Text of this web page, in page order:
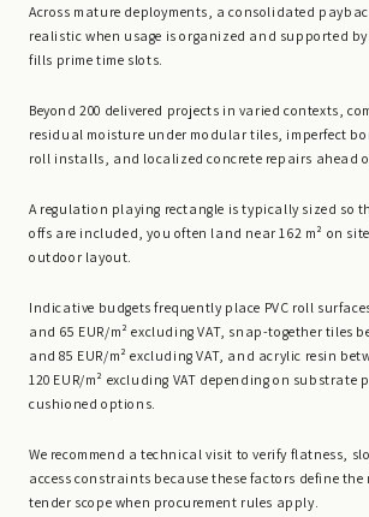
Across mature deployments, a consolidated
realistic when usage is organized and supported
fills prime time slots.
Beyond 200 delivered projects in varied contexts,
residual moisture under modular tiles, imperfect
roll installs, and localized concrete repairs ahead
A regulation playing rectangle is typically sized so
offs are included, you often land near 162 m² on
outdoor layout.
Indicative budgets frequently place PVC roll
and 65 EUR/m² excluding VAT, snap-together tiles
and 85 EUR/m² excluding VAT, and acrylic resin
120 EUR/m² excluding VAT depending on
cushioned options.
We recommend a technical visit to verify flatness,
access constraints because these factors define
tender scope when procurement rules apply.